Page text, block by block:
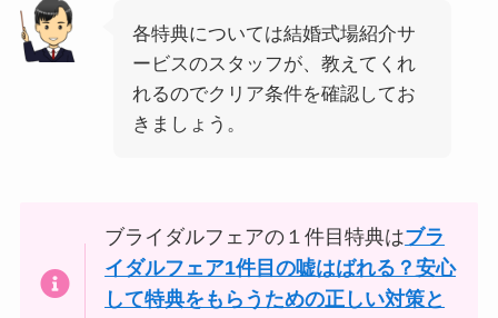
各特典については結婚式場紹介サ
ービスのスタッフが、教えてくれ
れるのでクリア条件を確認してお
きましょう。
ブライダルフェアの１件目特典はブラ
イダルフェア1件目の嘘はばれる？安心
して特典をもらうための正しい対策と